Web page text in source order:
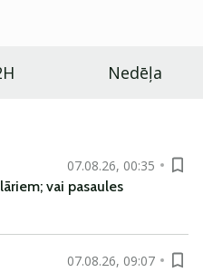
Nedēļa
07.08.26, 00:35
vai pasaules
07.08.26, 09:07